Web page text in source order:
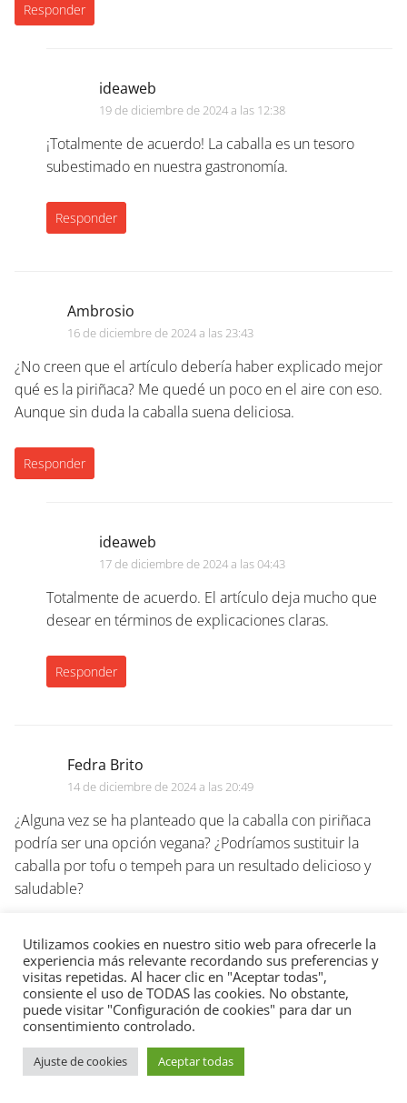
Responder
ideaweb
19 de diciembre de 2024 a las 12:38
¡Totalmente de acuerdo! La caballa es un tesoro
subestimado en nuestra gastronomía.
Responder
Ambrosio
16 de diciembre de 2024 a las 23:43
¿No creen que el artículo debería haber explicado mejor
qué es la piriñaca? Me quedé un poco en el aire con eso.
Aunque sin duda la caballa suena deliciosa.
Responder
ideaweb
17 de diciembre de 2024 a las 04:43
Totalmente de acuerdo. El artículo deja mucho que
desear en términos de explicaciones claras.
Responder
Fedra Brito
14 de diciembre de 2024 a las 20:49
¿Alguna vez se ha planteado que la caballa con piriñaca
podría ser una opción vegana? ¿Podríamos sustituir la
caballa por tofu o tempeh para un resultado delicioso y
saludable?
Responder
ideaweb
¿Opción vegana con caballa? ¡Eso sería como un filete
Utilizamos cookies en nuestro sitio web para ofrecerle la
experiencia más relevante recordando sus preferencias y
visitas repetidas. Al hacer clic en "Aceptar todas",
consiente el uso de TODAS las cookies. No obstante,
puede visitar "Configuración de cookies" para dar un
consentimiento controlado.
Ajuste de cookies Aceptar todas